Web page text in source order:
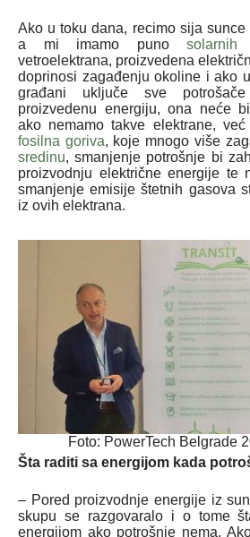
Ako u toku dana, recimo sija sunce
a mi imamo punosolarnih
vetroelektrana, proizvedena
doprinosi zagađenju okoline i ako
građani uključe sve
proizvedenu energiju, ona neće
ako nemamo takve elektrane,
fosilna goriva, koje mnogo više
sredinu, smanjenje potrošnje bi
proizvodnju električne energije te
smanjenje emisije štetnih gasova
iz ovih elektrana.
Foto: PowerTech Belgrade
Šta raditi sa energijom kada
– Pored proizvodnje energije iz
skupu se razgovaralo i o tome
energijom ako potrošnje nema.